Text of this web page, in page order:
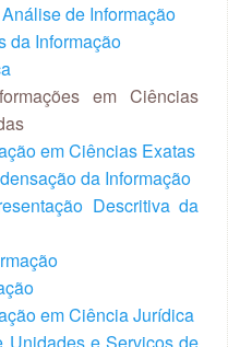
de Informação
da Informação
em Ciências
em Ciências Exatas
da Informação
Descritiva da
em Ciência Jurídica